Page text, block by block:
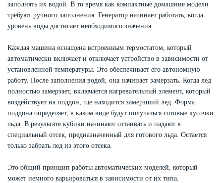
заполнять их водой. В то время как компактные домашние модели
требуют ручного заполнения. Генератор начинает работать, когда
уровень воды достигает необходимого значения.
Каждая машина оснащена встроенным термостатом, который
автоматически включает и отключает устройство в зависимости от
установленной температуры. Это обеспечивает его автономную
работу. После заполнения водой, она начинает замерзать. Когда лед
полностью замерзает, включается нагревательный элемент, который
воздействует на поддон, где находится замерзший лед. Форма
поддона определяет, в каком виде будут получаться готовые кусочки
льда. В результате кубики начинают оттаивать и падают в
специальный отсек, предназначенный для готового льда. Остается
только забрать лед из этого отсека.
Это общий принцип работы автоматических моделей, который
может немного варьироваться в зависимости от их типа.